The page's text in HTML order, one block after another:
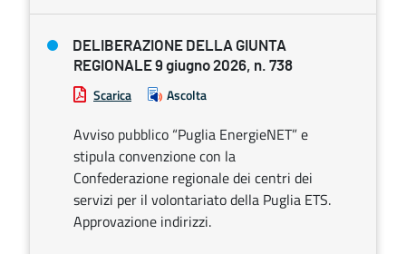
DELIBERAZIONE DELLA GIUNTA
REGIONALE 9 giugno 2026, n. 738
Scarica Ascolta
Avviso pubblico “Puglia EnergieNET” e
stipula convenzione con la
Confederazione regionale dei centri dei
servizi per il volontariato della Puglia ETS.
Approvazione indirizzi.